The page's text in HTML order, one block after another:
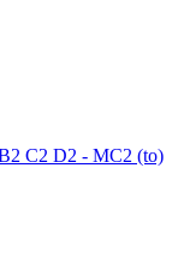
C2 D2 - MC2 (to)